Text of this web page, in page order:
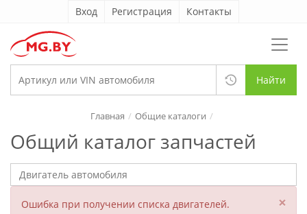
Вход Регистрация Контакты
Найти
Общий каталог запчастей
Главная Общие каталоги
Ошибка при получении списка двигателей. ×